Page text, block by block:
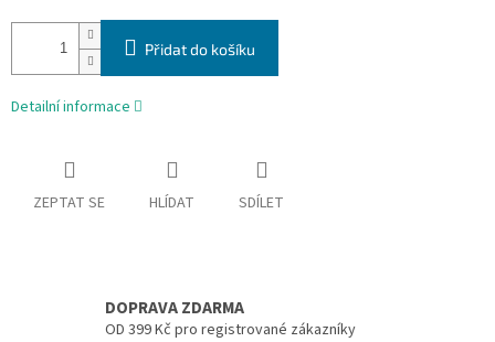
Přidat do košíku
Detailní informace
ZEPTAT SE HLÍDAT SDÍLET
DOPRAVA ZDARMA
OD 399 Kč pro registrované zákazníky